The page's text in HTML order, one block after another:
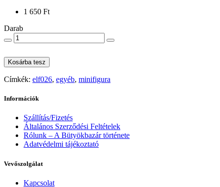
1 650 Ft
Darab
Kosárba tesz
Címkék: elf026, egyéb, minifigura
Információk
Szállítás/Fizetés
Általános Szerződési Feltételek
Rólunk – A Bütyökbazár története
Adatvédelmi tájékoztató
Vevőszolgálat
Kapcsolat